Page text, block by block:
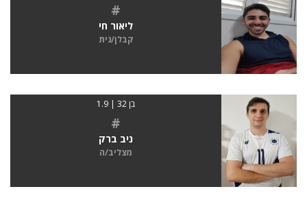
#
ליאור חי
קבלן/נית
בן 32 | 1.9
#
ניב ברק
מצליב/ה